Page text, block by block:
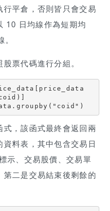
平倉，否則皆只會交易
10 日均線作為短期均
票代碼進行分組。
，該函式最終會返回兩
料表，其中包含交易日
示、交易股價、交易單
二是交易結束後剩餘的